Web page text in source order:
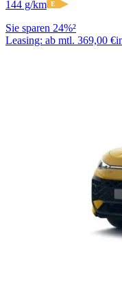
144 g/km E
Sie sparen 24%²
Leasing: ab mtl. 369,00 €